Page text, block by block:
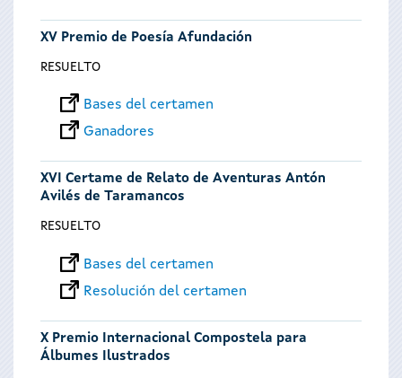
XV Premio de Poesía Afundación
RESUELTO
Bases del certamen
Ganadores
XVI Certame de Relato de Aventuras Antón
Avilés de Taramancos
RESUELTO
Bases del certamen
Resolución del certamen
X Premio Internacional Compostela para
Álbumes Ilustrados